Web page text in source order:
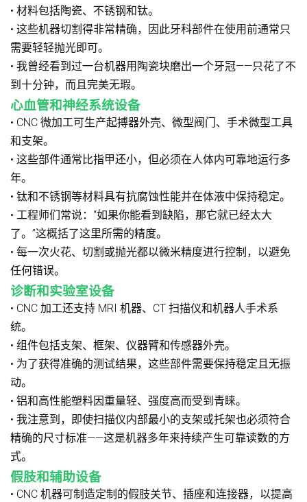
• 材料包括陶瓷、不锈钢和钛。
• 这些机器切割得非常精确，因此牙科部件在使用前通常只
需要轻轻抛光即可。
• 我曾经看到过一台机器用陶瓷块磨出一个牙冠——只花了不
到十分钟，而且完美无瑕。
心血管和神经系统设备
• CNC 微加工可生产起搏器外壳、微型阀门、手术微型工具
和支架。
• 这些部件通常比指甲还小，但必须在人体内可靠地运行多
年。
• 钛和不锈钢等材料具有抗腐蚀性能并在体液中保持稳定。
• 工程师们常说：“如果你能看到缺陷，那它就已经太大
了。”这概括了这里所需的精度。
• 每一次火花、切割或抛光都以微米精度进行控制，以避免
任何错误。
诊断和实验室设备
• CNC 加工还支持 MRI 机器、CT 扫描仪和机器人手术系
统。
• 组件包括支架、框架、仪器臂和传感器外壳。
• 为了获得准确的测试结果，这些部件需要保持稳定且无振
动。
• 铝和高性能塑料因重量轻、强度高而受到青睐。
• 我注意到，即使扫描仪内部最小的支架或托架也必须符合
精确的尺寸标准——这是机器多年来持续产生可靠读数的方
式。
假肢和辅助设备
• CNC 机器可制造定制的假肢关节、插座和连接器，以提高